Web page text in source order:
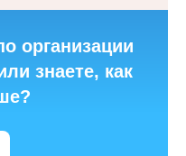
организации
знаете, как